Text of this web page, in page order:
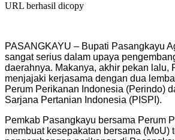
URL berhasil dicopy
PASANGKAYU – Bupati Pasangkayu
sangat serius dalam upaya
daerahnya. Makanya, akhir pekan lalu,
menjajaki kerjasama dengan dua
Perum Perikanan Indonesia (Perindo)
Sarjana Pertanian Indonesia (PISPI).
Pemkab Pasangkayu bersama Perum
membuat kesepakatan bersama (MoU)